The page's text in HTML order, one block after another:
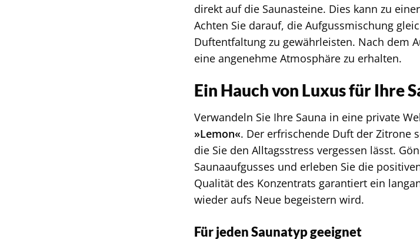
direkt auf die Saunasteine. Dies kann zu
Achten Sie darauf, die Aufgussmischung
Duftentfaltung zu gewährleisten. Nach dem
eine angenehme Atmosphäre zu erhalten.
Ein Hauch von Luxus für Ihre
Verwandeln Sie Ihre Sauna in eine private
»Lemon«. Der erfrischende Duft der Zitrone
die Sie den Alltagsstress vergessen lässt.
Saunaaufgusses und erleben Sie die
Qualität des Konzentrats garantiert ein
wieder aufs Neue begeistern wird.
Für jeden Saunatyp geeignet